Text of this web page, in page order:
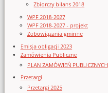
Zbiorczy bilans 2018
WPF 2018-2027
WPF 2018-2027 - projekt
Zobowiązania gminne
Emisja obligacji 2023
Zamówienia Publiczne
PLAN ZAMÓWIEŃ PUBLICZNYCH
Przetargi
Przetargi 2025